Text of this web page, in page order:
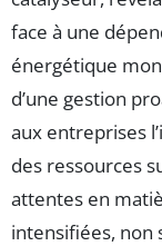
face à une
énergétique
d’une gestion
aux entreprises
des ressources
attentes en
intensifiées, non